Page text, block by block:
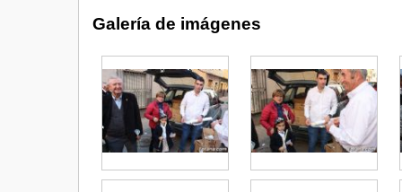
Galería de imágenes